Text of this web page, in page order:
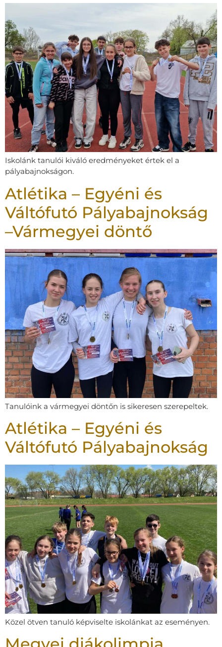
Iskolánk tanulói kiváló eredményeket értek el a
pályabajnokságon.
Atlétika – Egyéni és
Váltófutó Pályabajnokság
–Vármegyei döntő
Tanulóink a vármegyei döntőn is sikeresen szerepeltek.
Atlétika – Egyéni és
Váltófutó Pályabajnokság
Közel ötven tanuló képviselte iskolánkat az eseményen.